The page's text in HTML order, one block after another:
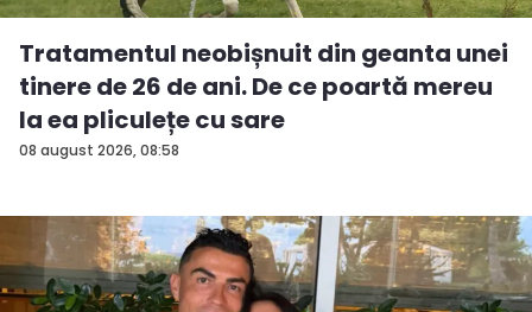
08 august 2026, 08:58
Tratamentul neobișnuit din geanta unei
tinere de 26 de ani. De ce poartă mereu
la ea pliculețe cu sare